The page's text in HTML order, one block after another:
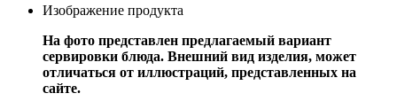
Изображение продукта
На фото представлен предлагаемый вариант
сервировки блюда. Внешний вид изделия, может
отличаться от иллюстраций, представленных на
сайте.